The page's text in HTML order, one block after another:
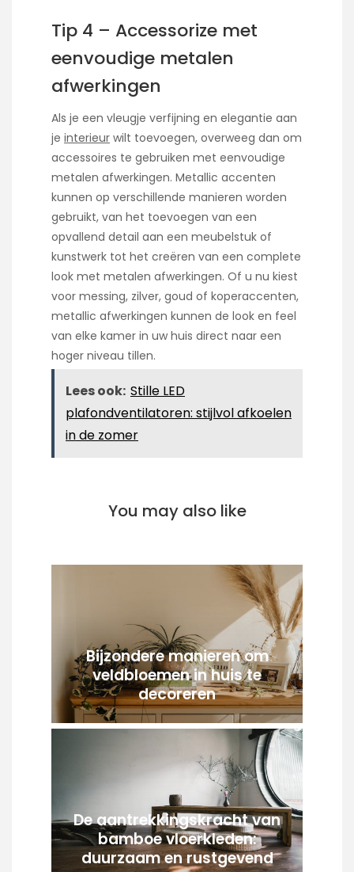
Tip 4 – Accessorize met
eenvoudige metalen
afwerkingen
Als je een vleugje verfijning en elegantie aan
je interieur wilt toevoegen, overweeg dan om
accessoires te gebruiken met eenvoudige
metalen afwerkingen. Metallic accenten
kunnen op verschillende manieren worden
gebruikt, van het toevoegen van een
opvallend detail aan een meubelstuk of
kunstwerk tot het creëren van een complete
look met metalen afwerkingen. Of u nu kiest
voor messing, zilver, goud of koperaccenten,
metallic afwerkingen kunnen de look en feel
van elke kamer in uw huis direct naar een
hoger niveau tillen.
Lees ook: Stille LED
plafondventilatoren: stijlvol afkoelen
in de zomer
You may also like
Bijzondere manieren om
veldbloemen in huis te
decoreren
De aantrekkingskracht van
bamboe vloerkleden:
duurzaam en rustgevend